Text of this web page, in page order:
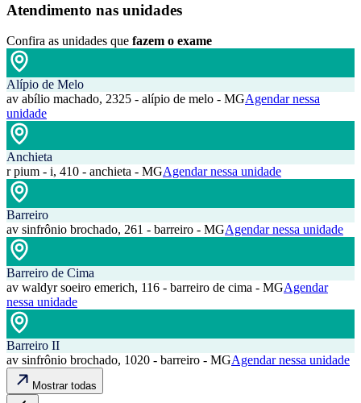
Atendimento nas unidades
Confira as unidades que fazem o exame
Alípio de Melo
av abílio machado, 2325 - alípio de melo - MGAgendar nessa
unidade
Anchieta
r pium - i, 410 - anchieta - MGAgendar nessa unidade
Barreiro
av sinfrônio brochado, 261 - barreiro - MGAgendar nessa unidade
Barreiro de Cima
av waldyr soeiro emerich, 116 - barreiro de cima - MGAgendar
nessa unidade
Barreiro II
av sinfrônio brochado, 1020 - barreiro - MGAgendar nessa unidade
Mostrar todas